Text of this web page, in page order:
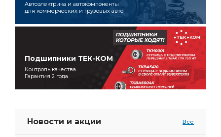
Автоэлектрика и автокомпоненты
для коммерческих и грузовых авто
Подшипники ТЕК-КОМ
Контроль качества
Гарантия 2 года
Новости и акции Все